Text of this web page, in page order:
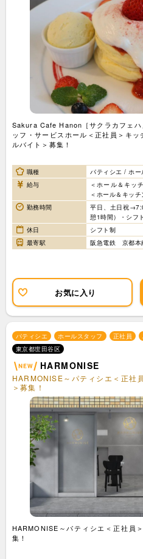
Sakura Cafe Hanon［サクラカフェ
ッフ・サービスホール＜正社員＞キ
ルバイト＞募集！
職種
パティシエ / ホ
給与
＜ホール＆キッ
＜ホール＆キッ
勤務時間
平日、土日祝
憩1時間）・シフ
休日
シフト制
最寄駅
阪急電鉄 京都
お気に入り
パティシエ ホールスタッフ 正社員
東京都世田谷区
HARMONISE
HARMONISE～パティシエ＜正社
＞募集！
HARMONISE～パティシエ＜正社員
集！